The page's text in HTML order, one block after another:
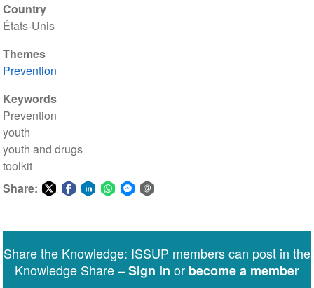
Country
États-Unis
Themes
Prevention
Keywords
Prevention
youth
youth and drugs
toolkit
Share:
Messenger
Share the Knowledge: ISSUP members can post in the
Knowledge Share –Sign in or become a member